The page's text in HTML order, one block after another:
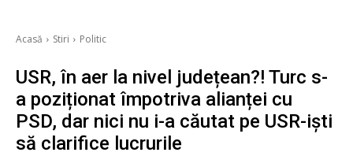
Acasă Stiri Politic
USR, în aer la nivel județean?! Turc s-
a poziționat împotriva alianței cu
PSD, dar nici nu i-a căutat pe USR-iști
să clarifice lucrurile